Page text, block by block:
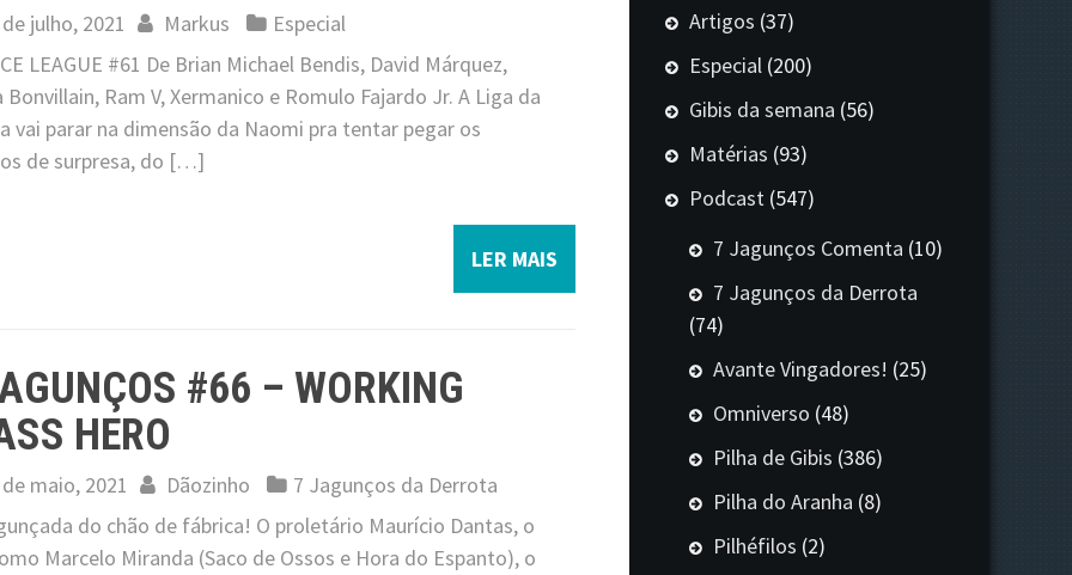
julho, 2021 Markus
Especial
LEAGUE #61 De Brian Michael Bendis, David Márquez,
Bonvillain, Ram V, Xermanico e Romulo Fajardo Jr. A Liga da
vai parar na dimensão da Naomi pra tentar pegar os
de surpresa, do […]
LER MAIS
#66 – WORKING
HERO
maio, 2021 Dãozinho
7 Jagunços da Derrota
do chão de fábrica! O proletário Maurício Dantas, o
Marcelo Miranda (Saco de Ossos e Hora do Espanto), o
Artigos (37)
Especial (200)
Gibis da semana (56)
Matérias (93)
Podcast (547)
7 Jagunços Comenta (10)
7 Jagunços da Derrota
(74)
Avante Vingadores! (25)
Omniverso (48)
Pilha de Gibis (386)
Pilha do Aranha (8)
Pilhéfilos (2)